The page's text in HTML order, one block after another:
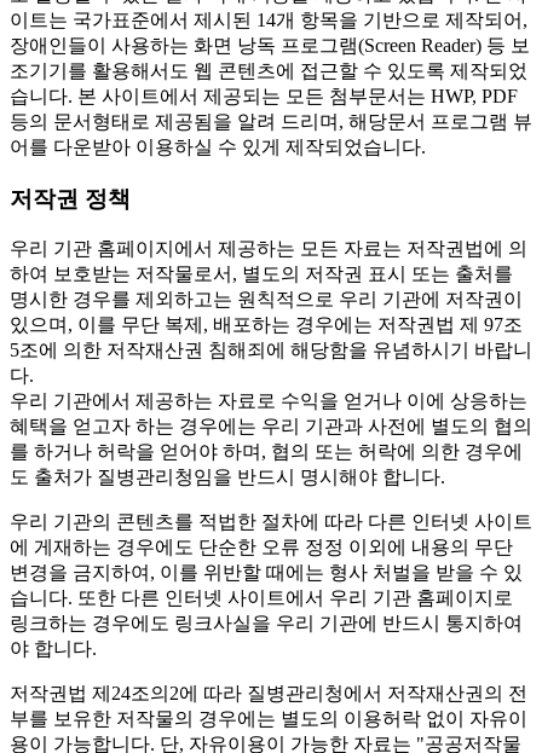
이트는 국가표준에서 제시된 14개 항목을 기반으로 제작되어,
장애인들이 사용하는 화면 낭독 프로그램(Screen Reader) 등 보
조기기를 활용해서도 웹 콘텐츠에 접근할 수 있도록 제작되었
습니다. 본 사이트에서 제공되는 모든 첨부문서는 HWP, PDF
등의 문서형태로 제공됨을 알려 드리며, 해당문서 프로그램 뷰
어를 다운받아 이용하실 수 있게 제작되었습니다.
저작권 정책
우리 기관 홈페이지에서 제공하는 모든 자료는 저작권법에 의
하여 보호받는 저작물로서, 별도의 저작권 표시 또는 출처를
명시한 경우를 제외하고는 원칙적으로 우리 기관에 저작권이
있으며, 이를 무단 복제, 배포하는 경우에는 저작권법 제 97조
5조에 의한 저작재산권 침해죄에 해당함을 유념하시기 바랍니
다.
우리 기관에서 제공하는 자료로 수익을 얻거나 이에 상응하는
혜택을 얻고자 하는 경우에는 우리 기관과 사전에 별도의 협의
를 하거나 허락을 얻어야 하며, 협의 또는 허락에 의한 경우에
도 출처가 질병관리청임을 반드시 명시해야 합니다.
우리 기관의 콘텐츠를 적법한 절차에 따라 다른 인터넷 사이트
에 게재하는 경우에도 단순한 오류 정정 이외에 내용의 무단
변경을 금지하여, 이를 위반할 때에는 형사 처벌을 받을 수 있
습니다. 또한 다른 인터넷 사이트에서 우리 기관 홈페이지로
링크하는 경우에도 링크사실을 우리 기관에 반드시 통지하여
야 합니다.
저작권법 제24조의2에 따라 질병관리청에서 저작재산권의 전
부를 보유한 저작물의 경우에는 별도의 이용허락 없이 자유이
용이 가능합니다. 단, 자유이용이 가능한 자료는 "공공저작물